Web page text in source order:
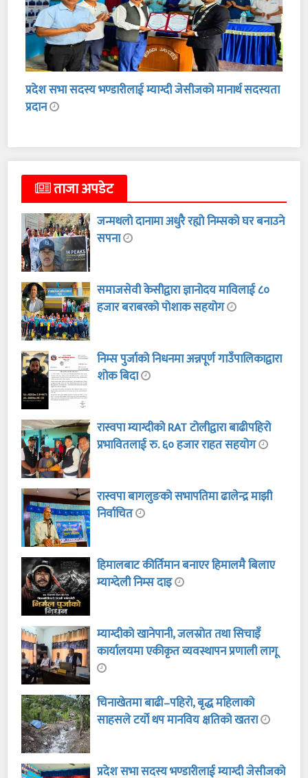
प्रदेश सभा सदस्य भण्डारीलाई म्याग्दी जेसीजको मानार्थ सदस्यता
प्रदान
ताजा अपडेट
जन्मथलो दानामा अधुरै रह्यो निम्सको घर बनाउने
सपना
समाजसेवी केसीद्वारा ज्ञानोदय माविलाई ८०
हजार बराबरको पोशाक सहयोग
निम्स पुर्जाको निधनमा अन्नपूर्ण गाउँपालिकाद्वारा
शोक बिदा
रास्वपा म्याग्दीको RAT टोलीद्वारा बाढीपहिरो
प्रभावितलाई रु. ६० हजार राहत सहयोग
रास्वपा बागलुङको सभापतिमा ढालेन्द्र माझी
निर्वाचित
हिमालबाट कीर्तिमान बनाएर हिमालमै बिलाए
म्याग्देली निम्स दाइ
म्याग्दीको खानेपानी, जलस्रोत तथा सिचाइँ
कार्यालयमा एकीकृत व्यवस्थापन प्रणाली लागू
चिनाखेतमा बाढी–पहिरो, बृद्ध महिलाको
साहसले टर्यो थप मानविय क्षतिको खतरा
प्रदेश सभा सदस्य भण्डारीलाई म्याग्दी जेसीजको